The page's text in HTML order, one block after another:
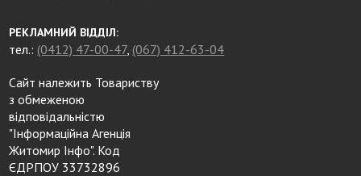
РЕКЛАМНИЙ ВІДДІЛ:
тел.: (0412) 47-00-47, (067) 412-63-04
Сайт належить Товариству
з обмеженою
відповідальністю
"Інформаційна Агенція
Житомир Інфо". Код
ЄДРПОУ 33732896